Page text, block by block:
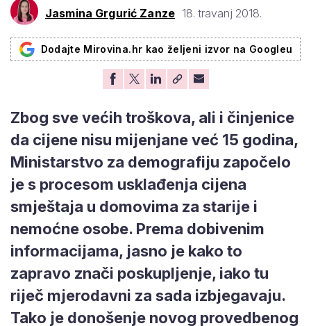
Jasmina Grgurić Zanze 18. travanj 2018.
Dodajte Mirovina.hr kao željeni izvor na Googleu
Zbog sve većih troškova, ali i činjenice
da cijene nisu mijenjane već 15 godina,
Ministarstvo za demografiju započelo
je s procesom usklađenja cijena
smještaja u domovima za starije i
nemoćne osobe. Prema dobivenim
informacijama, jasno je kako to
zapravo znači poskupljenje, iako tu
riječ mjerodavni za sada izbjegavaju.
Tako je donošenje novog provedbenog